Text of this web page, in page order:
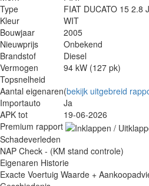
Type
FIAT DUCATO 15 2.8
Kleur
WIT
Bouwjaar
2005
Nieuwprijs
Onbekend
Brandstof
Diesel
Vermogen
94 kW (127 pk)
Topsnelheid
Aantal eigenaren(bekijk uitgebreid
Importauto
Ja
APK tot
19-06-2026
Premium rapport
Schadeverleden
NAP Check - (KM stand controle)
Eigenaren Historie
Exacte Voertuig Waarde +